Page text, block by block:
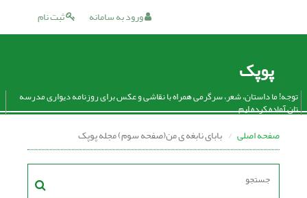
ثبت نام ورود به سامانه
پوپک
توجه! ما داستان، شعر، سرگرمی همراه با نقاشی و عکس برای روزنامه دیواری مدرسه
تان آماده کرده ایم.
صفحه اصلی بابای نابغه ی من(صفحه سوم) مجله پوپک